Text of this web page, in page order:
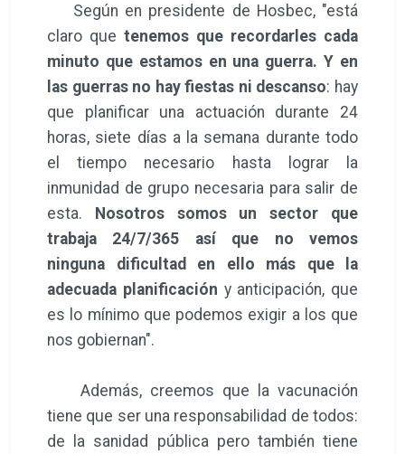
Según en presidente de Hosbec, "está
claro que tenemos que recordarles cada
minuto que estamos en una guerra. Y en
las guerras no hay fiestas ni descanso: hay
que planificar una actuación durante 24
horas, siete días a la semana durante todo
el tiempo necesario hasta lograr la
inmunidad de grupo necesaria para salir de
esta. Nosotros somos un sector que
trabaja 24/7/365 así que no vemos
ninguna dificultad en ello más que la
adecuada planificación y anticipación, que
es lo mínimo que podemos exigir a los que
nos gobiernan".
Además, creemos que la vacunación
tiene que ser una responsabilidad de todos:
de la sanidad pública pero también tiene